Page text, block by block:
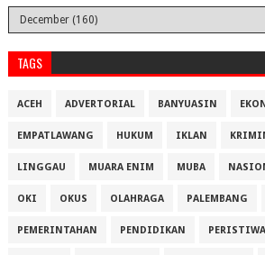
TAGS
ACEH ADVERTORIAL BANYUASIN
EMPATLAWANG HUKUM IKLAN
LINGGAU MUARA ENIM MUBA
OKI OKUS OLAHRAGA PALEMBANG
PEMERINTAHAN PENDIDIKAN PERISTIWA